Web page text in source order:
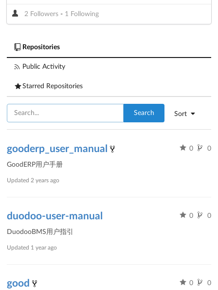
2 Followers - 1 Following
Repositories
Public Activity
Starred Repositories
Sort
Search
gooderp_user_manual 0 0
GoodERP用户手册
Updated 2 years ago
duodoo-user-manual 0 0
DuodooBMS用户指引
Updated 1 year ago
good 0 0